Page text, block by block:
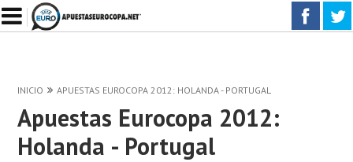
INICIO APUESTAS EUROCOPA 2012: HOLANDA - PORTUGAL
Apuestas Eurocopa 2012:
Holanda - Portugal